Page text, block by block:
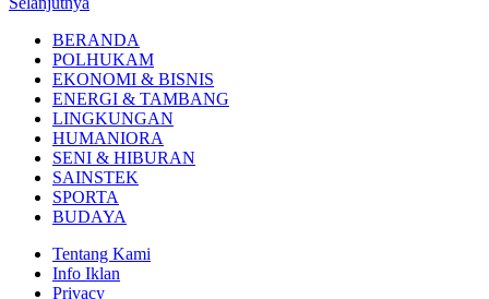
BERANDA
POLHUKAM
EKONOMI & BISNIS
ENERGI & TAMBANG
LINGKUNGAN
HUMANIORA
SENI & HIBURAN
SAINSTEK
SPORTA
BUDAYA
Tentang Kami
Info Iklan
Privacy